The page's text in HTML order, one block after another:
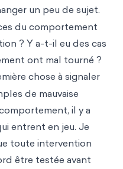
un peu de sujet.
du comportement
? Y a-t-il eu des cas
ont mal tourné ?
chose à signaler
de mauvaise
il y a
entrent en jeu. Je
toute intervention
être testée avant